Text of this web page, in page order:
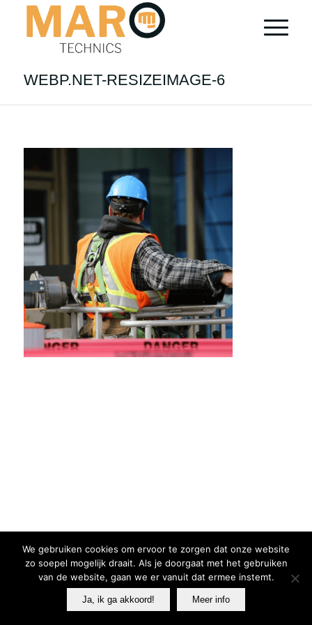
WEBP.NET-RESIZEIMAGE-6
We gebruiken cookies om ervoor te zorgen dat onze website
zo soepel mogelijk draait. Als je doorgaat met het gebruiken
van de website, gaan we er vanuit dat ermee instemt.
Ja, ik ga akkoord! Meer info